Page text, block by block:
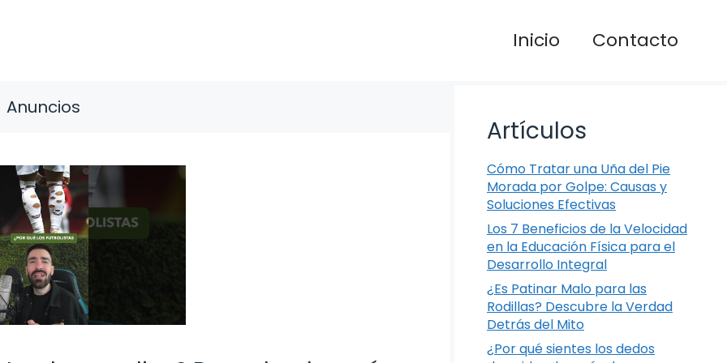
Inicio Contacto
Anuncios
Artículos
Cómo Tratar una Uña del Pie
Morada por Golpe: Causas y
Soluciones Efectivas
Los 7 Beneficios de la Velocidad
en la Educación Física para el
Desarrollo Integral
¿Es Patinar Malo para las
Rodillas? Descubre la Verdad
Detrás del Mito
¿Por qué sientes los dedos